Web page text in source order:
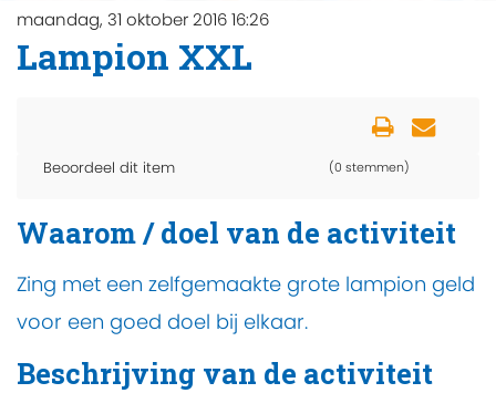
maandag, 31 oktober 2016 16:26
Lampion XXL
Beoordeel dit item (0 stemmen)
Waarom / doel van de activiteit
Zing met een zelfgemaakte grote lampion geld
voor een goed doel bij elkaar.
Beschrijving van de activiteit